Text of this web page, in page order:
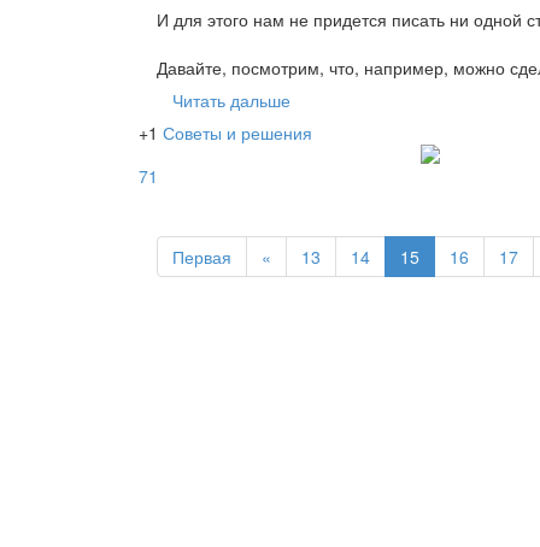
И для этого нам не придется писать ни одной
Давайте, посмотрим, что, например, можно
Читать дальше
+1 Советы и решения
71
Первая « 13 14 15 16 17